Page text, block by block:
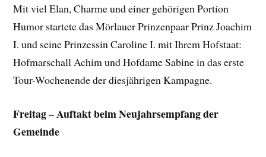
Mit viel Elan, Charme und einer gehörigen Portion
Humor startete das Mörlauer Prinzenpaar Prinz Joachim
I. und seine Prinzessin Caroline I. mit Ihrem Hofstaat:
Hofmarschall Achim und Hofdame Sabine in das erste
Tour-Wochenende der diesjährigen Kampagne.
Freitag – Auftakt beim Neujahrsempfang der
Gemeinde